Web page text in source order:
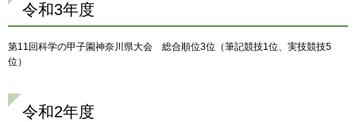
令和3年度
第11回科学の甲子園神奈川県大会 総合順位3位（筆記競技1位、実技競技5
位）
令和2年度